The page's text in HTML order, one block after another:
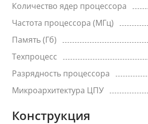
Количество ядер процессора
Частота процессора (МГц)
Память (Гб)
Техпроцесс
Разрядность процессора
Микроархитектура ЦПУ
Конструкция